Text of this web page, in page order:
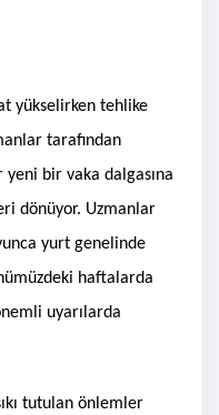
yükselirken tehlike
tarafından
yeni bir vaka dalgasına
dönüyor. Uzmanlar
yurt genelinde
haftalarda
uyarılarda
tutulan önlemler